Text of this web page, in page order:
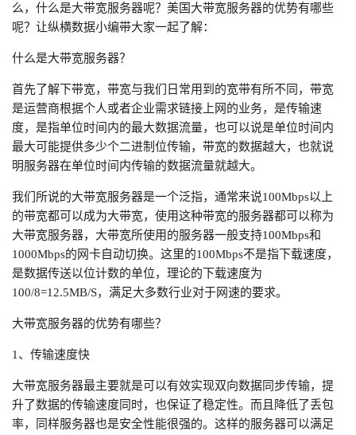
么，什么是大带宽服务器呢？美国大带宽服务器的优势有哪些
呢？让纵横数据小编带大家一起了解：
什么是大带宽服务器？
首先了解下带宽，带宽与我们日常用到的宽带有所不同，带宽
是运营商根据个人或者企业需求链接上网的业务，是传输速
度，是指单位时间内的最大数据流量，也可以说是单位时间内
最大可能提供多少个二进制位传输，带宽的数据越大，也就说
明服务器在单位时间内传输的数据流量就越大。
我们所说的大带宽服务器是一个泛指，通常来说100Mbps以上
的带宽都可以成为大带宽，使用这种带宽的服务器都可以称为
大带宽服务器，大带宽所使用的服务器一般支持100Mbps和
1000Mbps的网卡自动切换。这里的100Mbps不是指下载速度，
是数据传送以位计数的单位，理论的下载速度为
100/8=12.5MB/S，满足大多数行业对于网速的要求。
大带宽服务器的优势有哪些？
1、传输速度快
大带宽服务器最主要就是可以有效实现双向数据同步传输，提
升了数据的传输速度同时，也保证了稳定性。而且降低了丢包
率，同样服务器也是安全性能很强的。这样的服务器可以满足